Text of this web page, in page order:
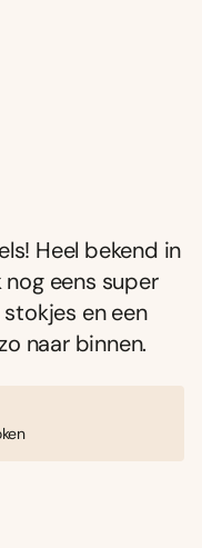
Heel bekend in
eens super
en een
naar binnen.